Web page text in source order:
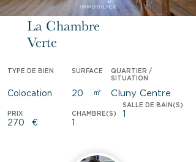
La Chambre
Verte
TYPE DE BIEN SURFACE
QUARTIER /
SITUATION
Colocation ㎡
20 Cluny Centre
PRIX CHAMBRE(S)
270 €
SALLE DE BAIN(S)